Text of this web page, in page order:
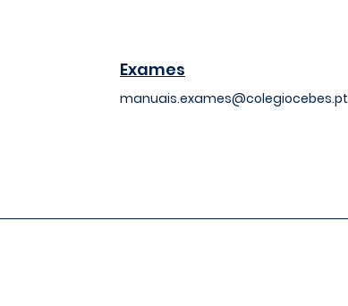
Exames
manuais.exames@colegiocebes.pt